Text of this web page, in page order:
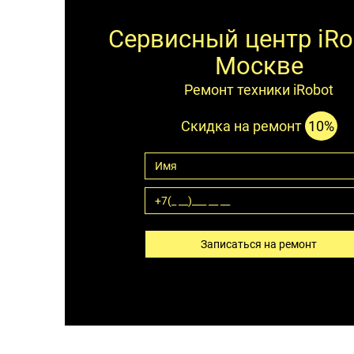
Сервисный центр
Москве
Ремонт техники iRobot
Скидка на ремонт 10%
Записаться на ремонт